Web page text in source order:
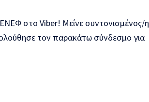
στο Viber! Μείνε συντονισμένος/η
τον παρακάτω σύνδεσμο για